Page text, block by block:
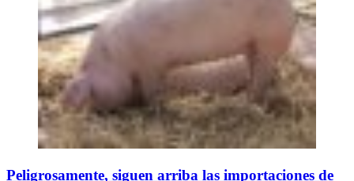
Peligrosamente, siguen arriba las importaciones de